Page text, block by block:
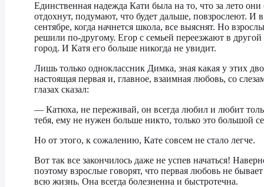
Единственная надежда Кати была на то, что за лето они
отдохнут, подумают, что будет дальше, повзрослеют. И в
сентябре, когда начнется школа, все выяснят. Но
решили по-другому. Егор с семьей переезжают в другой
город. И Катя его больше никогда не увидит.
Лишь только одноклассник Димка, зная какая у этих
настоящая первая и, главное, взаимная любовь, со
глазах сказал:
— Катюха, не переживай, он всегда любил и любит
тебя, ему не нужен больше никто, только это большой
Но от этого, к сожалению, Кате совсем не стало легче.
Вот так все закончилось даже не успев начаться!
поэтому взрослые говорят, что первая любовь не
всю жизнь. Она всегда болезненна и быстротечна.